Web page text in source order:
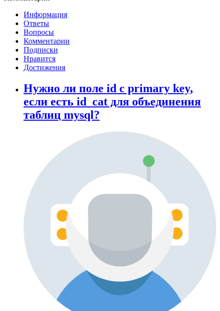
Информация
Ответы
Вопросы
Комментарии
Подписки
Нравится
Достижения
Нужно ли поле id с primary key,
если есть id_cat для объединения
таблиц mysql?